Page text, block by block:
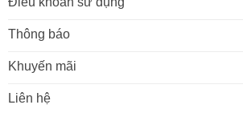
Thông báo
Khuyến mãi
Liên hệ